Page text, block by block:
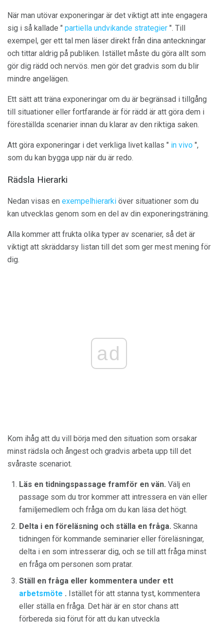
När man utövar exponeringar är det viktigt att inte engagera
sig i så kallade " partiella undvikande strategier ". Till
exempel, ger ett tal men läser direkt från dina anteckningar
och tittar aldrig på publiken. Istället måste du göra allt som
gör dig rädd och nervös. men gör det gradvis som du blir
mindre angelägen.
Ett sätt att träna exponeringar om du är begränsad i tillgång
till situationer eller fortfarande är för rädd är att göra dem i
föreställda scenarier innan du klarar av den riktiga saken.
Att göra exponeringar i det verkliga livet kallas " in vivo ",
som du kan bygga upp när du är redo.
Rädsla Hierarki
Nedan visas en exempelhierarki över situationer som du
kan utvecklas genom som en del av din exponeringsträning.
Alla kommer att frukta olika typer av scenarier, så det är
viktigt att skräddarsy listan till det som ger mest mening för
dig.
ad
Kom ihåg att du vill börja med den situation som orsakar
minst rädsla och ångest och gradvis arbeta upp till det
svåraste scenariot.
Läs en tidningspassage framför en vän. Välj en
passage som du tror kommer att intressera en vän eller
familjemedlem och fråga om du kan läsa det högt.
Delta i en föreläsning och ställa en fråga. Skanna
tidningen för kommande seminarier eller föreläsningar,
delta i en som intresserar dig, och se till att fråga minst
en fråga om personen som pratar.
Ställ en fråga eller kommentera under ett
arbetsmöte . Istället för att stanna tyst, kommentera
eller ställa en fråga. Det här är en stor chans att
förbereda sig förut för att du kan utveckla